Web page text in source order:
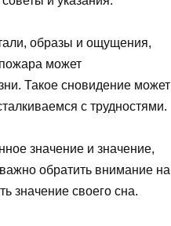
образы и ощущения,
может
Такое сновидение может
с трудностями.
значение и значение,
обратить внимание на
значение своего сна.